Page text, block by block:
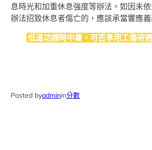
息時光和加重休息強度等辦法。如因未
辦法招致休息者傷亡的，應該承當響應義
低溫功課時中暑，可否享用工傷待
Posted byadminin分數